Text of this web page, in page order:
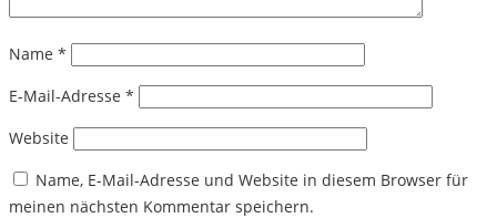
Name *
E-Mail-Adresse *
Website
Name, E-Mail-Adresse und Website in diesem Browser für
meinen nächsten Kommentar speichern.